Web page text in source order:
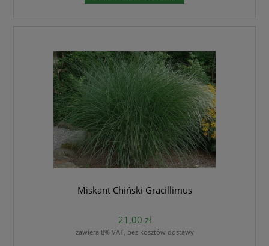
Miskant Chiński Gracillimus
21,00 zł
zawiera 8% VAT, bez kosztów dostawy